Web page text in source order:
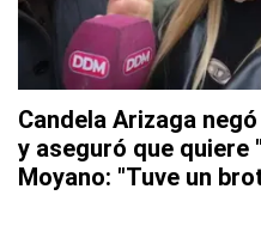
Candela Arizaga
y aseguró que quiere
Moyano: "Tuve un